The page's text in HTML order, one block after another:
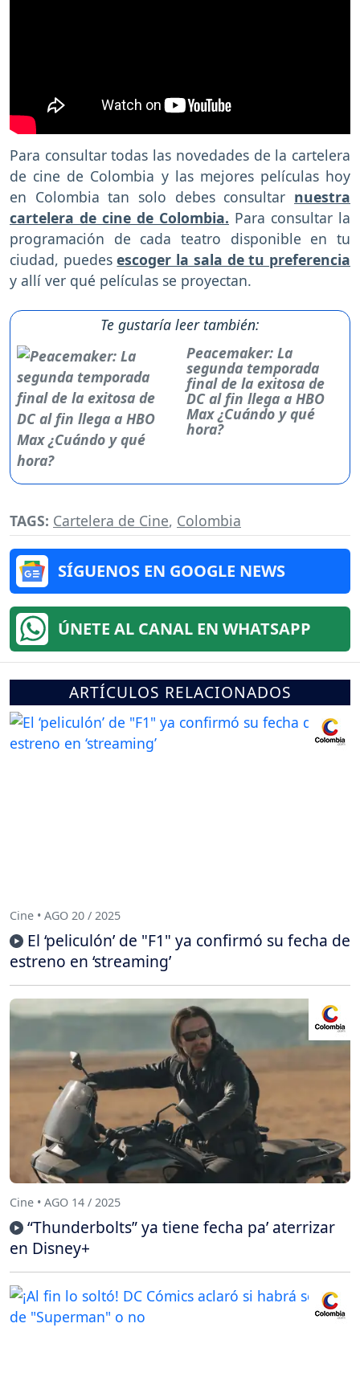
Para consultar todas las novedades de la cartelera
de cine de Colombia y las mejores películas hoy
en Colombia tan solo debes consultar nuestra
cartelera de cine de Colombia. Para consultar la
programación de cada teatro disponible en tu
ciudad, puedesescoger la sala de tu preferencia
y allí ver qué películas se proyectan.
Te gustaría leer también:
Peacemaker: La
segunda temporada
final de la exitosa de
DC al fin llega a HBO
Max ¿Cuándo y qué
hora?
TAGS: Cartelera de Cine, Colombia
SÍGUENOS EN GOOGLE NEWS
ÚNETE AL CANAL EN WHATSAPP
ARTÍCULOS RELACIONADOS
Cine • AGO 20 / 2025
El ‘peliculón’ de "F1" ya confirmó su fecha de
estreno en ‘streaming’
Cine • AGO 14 / 2025
“Thunderbolts” ya tiene fecha pa’ aterrizar
en Disney+